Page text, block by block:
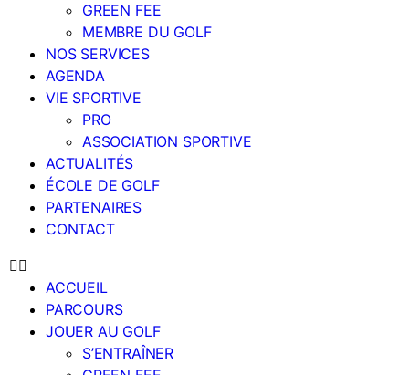
GREEN FEE
MEMBRE DU GOLF
NOS SERVICES
AGENDA
VIE SPORTIVE
PRO
ASSOCIATION SPORTIVE
ACTUALITÉS
ÉCOLE DE GOLF
PARTENAIRES
CONTACT
ACCUEIL
PARCOURS
JOUER AU GOLF
S’ENTRAÎNER